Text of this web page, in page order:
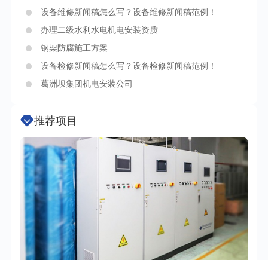
设备维修新闻稿怎么写？设备维修新闻稿范例！
办理二级水利水电机电安装资质
钢架防腐施工方案
设备检修新闻稿怎么写？设备检修新闻稿范例！
葛洲坝集团机电安装公司
推荐项目